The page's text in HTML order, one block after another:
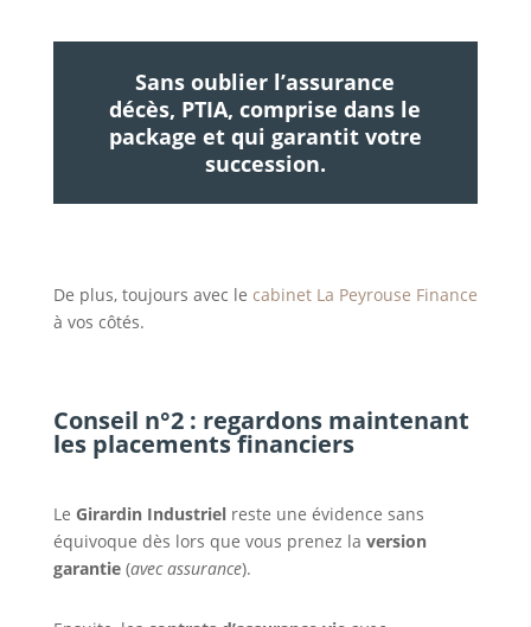
Sans oublier l’assurance
décès, PTIA, comprise dans le
package et qui garantit votre
succession.
De plus, toujours avec le cabinet La Peyrouse Finance
à vos côtés.
Conseil n°2 : regardons maintenant
les placements financiers
Le Girardin Industrielreste une évidence sans
équivoque dès lors que vous prenez la version
garantie (avec assurance).